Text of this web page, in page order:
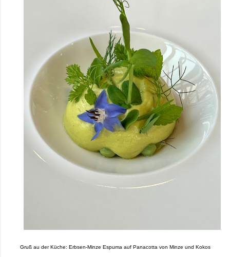
Gruß au der Küche: Erbsen-Minze Espuma auf Panacotta von Minze und Kokos